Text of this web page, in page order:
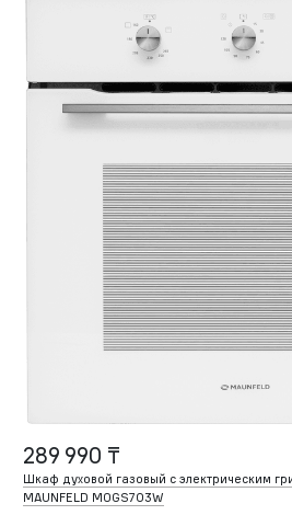
289 990 ₸
Шкаф духовой газовый с электрическим
MAUNFELD MOGS703W